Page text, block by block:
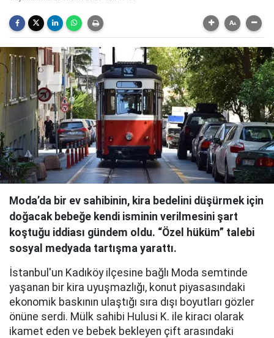
Moda’da bir ev sahibinin, kira bedelini düşürmek için
doğacak bebeğe kendi isminin verilmesini şart
koştuğu iddiası gündem oldu. “Özel hüküm” talebi
sosyal medyada tartışma yarattı.
İstanbul'un Kadıköy ilçesine bağlı Moda semtinde
yaşanan bir kira uyuşmazlığı, konut piyasasındaki
ekonomik baskının ulaştığı sıra dışı boyutları gözler
önüne serdi. Mülk sahibi Hulusi K. ile kiracı olarak
ikamet eden ve bebek bekleyen çift arasındaki